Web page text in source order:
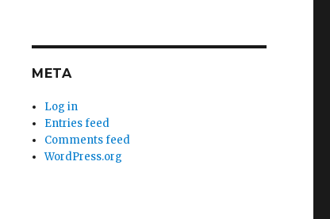
META
Log in
Entries feed
Comments feed
WordPress.org